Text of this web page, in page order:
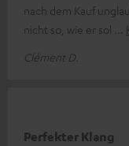
nach dem Kauf
nicht so, wie er sol
Clément D.
Perfekter Klang